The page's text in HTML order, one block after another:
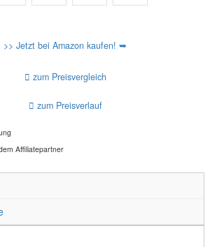
>> Jetzt bei Amazon kaufen! ➥
zum Preisvergleich
zum Preisverlauf
Affiliatepartner